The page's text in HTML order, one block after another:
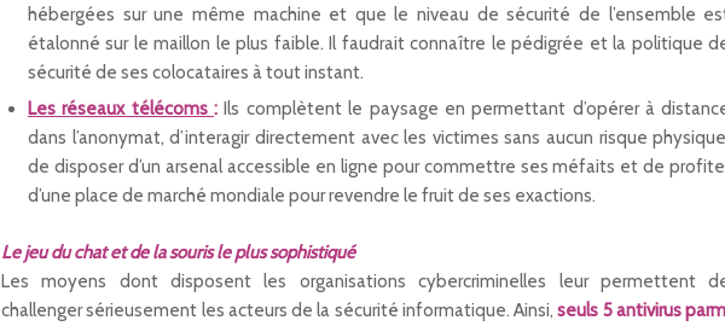
hébergées sur une même machine et que le niveau de sécurité de l’ensemble
étalonné sur le maillon le plus faible. Il faudrait connaître le pédigrée et la politique
sécurité de ses colocataires à tout instant.
Les réseaux télécoms: Ils complètent le paysage en permettant d’opérer à
dans l’anonymat, d’interagir directement avec les victimes sans aucun risque
de disposer d’un arsenal accessible en ligne pour commettre ses méfaits et de
d’une place de marché mondiale pour revendre le fruit de ses exactions.
Le jeu du chat et de la souris le plus sophistiqué
Les moyens dont disposent les organisations cybercriminelles leur permettent
challenger sérieusement les acteurs de la sécurité informatique. Ainsi,seuls 5 antivirus